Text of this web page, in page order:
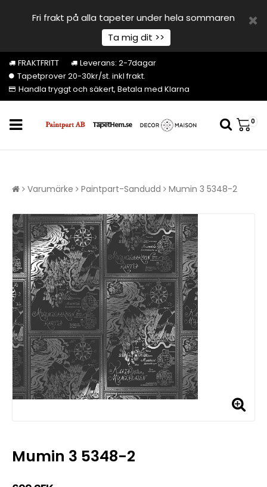
Fri frakt på alla tapeter under hela sommaren
Ta mig dit >>
FRAKTFRITT
Leverans: 2-7dagar
Tapetprover 20-30kr/st. inkl frakt.
Handla tryggt och säkert, Betala med Klarna
0
Varumärke Paintpart-Sandudd Mumin 3 5348-2
Mumin 3 5348-2